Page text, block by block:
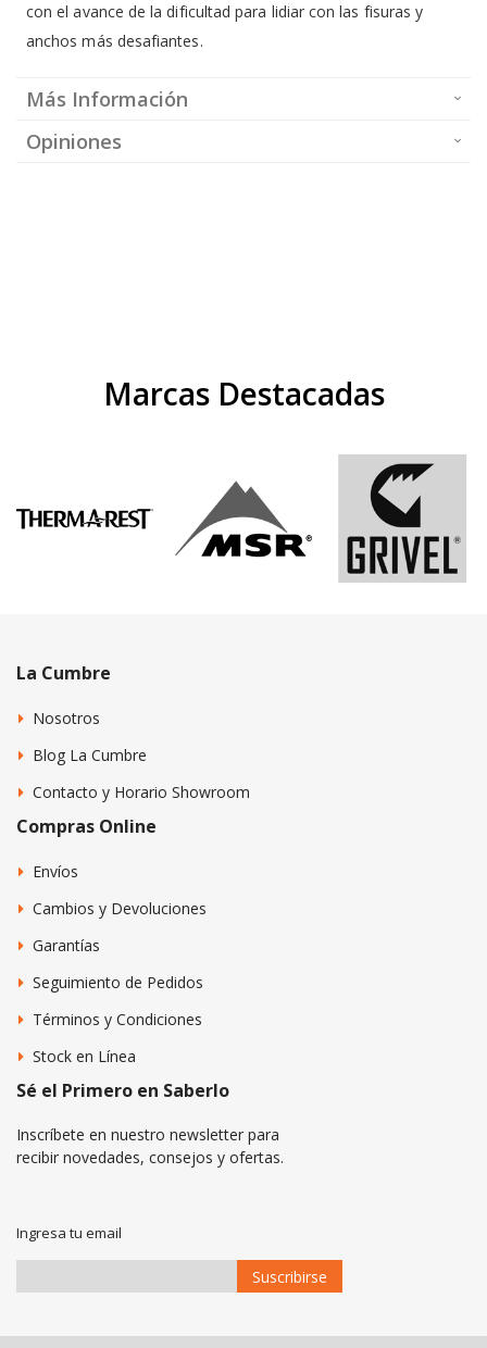
con el avance de la dificultad para lidiar con las fisuras y
anchos más desafiantes.
Más Información
Opiniones
Marcas Destacadas
La Cumbre
Nosotros
Blog La Cumbre
Contacto y Horario Showroom
Compras Online
Envíos
Cambios y Devoluciones
Garantías
Seguimiento de Pedidos
Términos y Condiciones
Stock en Línea
Sé el Primero en Saberlo
Inscríbete en nuestro newsletter para
recibir novedades, consejos y ofertas.
Ingresa tu email
Suscribirse